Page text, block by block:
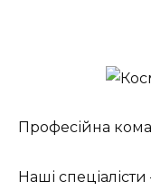
Професійна
Наші